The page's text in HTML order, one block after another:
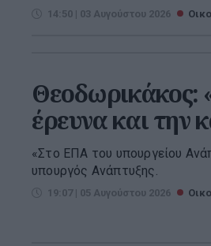
14:50 | 03 Αυγούστου 2026
Θεοδωρικάκος:
έρευνα και την
«Στο ΕΠΑ του υπουργείου
υπουργός Ανάπτυξης.
19:07 | 05 Αυγούστου 2026